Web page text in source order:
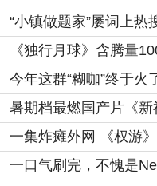
“小镇做题家”屡词上热
一集炸瘫外网 《权游
一口气刷完，不愧是